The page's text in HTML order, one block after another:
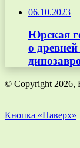
06.10.2023
Юрская
о
© Copyright 2026,
Кнопка «Наверх»